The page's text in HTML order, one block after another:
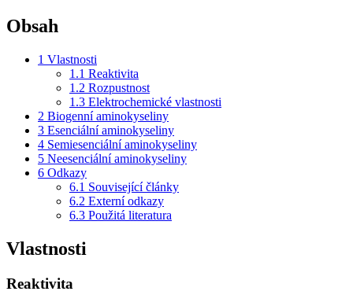
Obsah
1 Vlastnosti
1.1 Reaktivita
1.2 Rozpustnost
1.3 Elektrochemické vlastnosti
2 Biogenní aminokyseliny
3 Esenciální aminokyseliny
4 Semiesenciální aminokyseliny
5 Neesenciální aminokyseliny
6 Odkazy
6.1 Související články
6.2 Externí odkazy
6.3 Použitá literatura
Vlastnosti
Reaktivita